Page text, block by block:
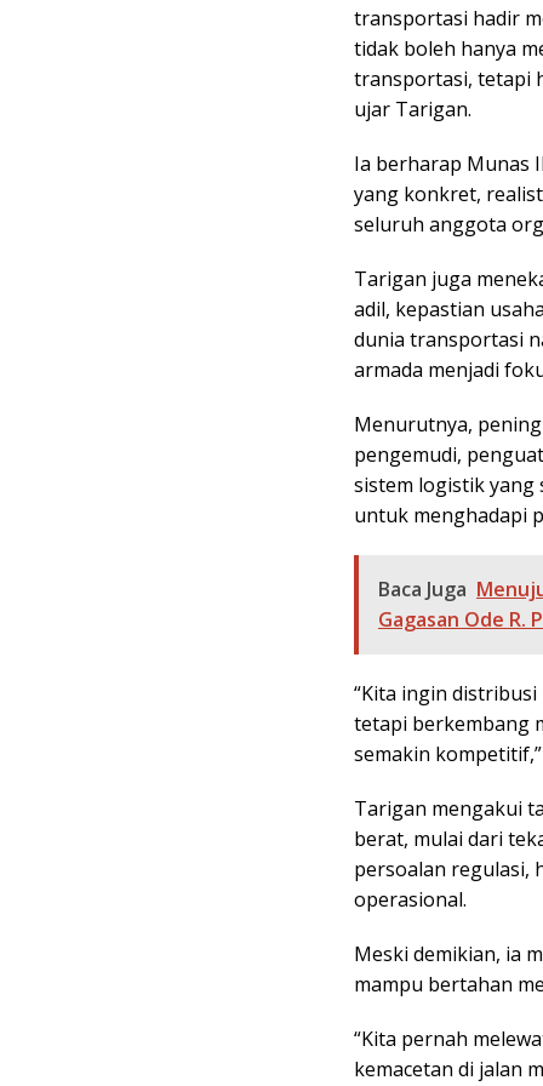
transportasi hadir
tidak boleh hanya
transportasi, tetapi
ujar Tarigan.
Ia berharap Munas
yang konkret,
seluruh anggota
Tarigan juga
adil, kepastian
dunia transportasi
armada menjadi
Menurutnya,
pengemudi,
sistem logistik yang
untuk menghadapi
Baca Juga
Gagasan Ode R.
“Kita ingin
tetapi berkembang
semakin
Tarigan mengakui
berat, mulai dari
persoalan regulasi,
operasional.
Meski demikian, ia
mampu bertahan
“Kita pernah
kemacetan di jalan